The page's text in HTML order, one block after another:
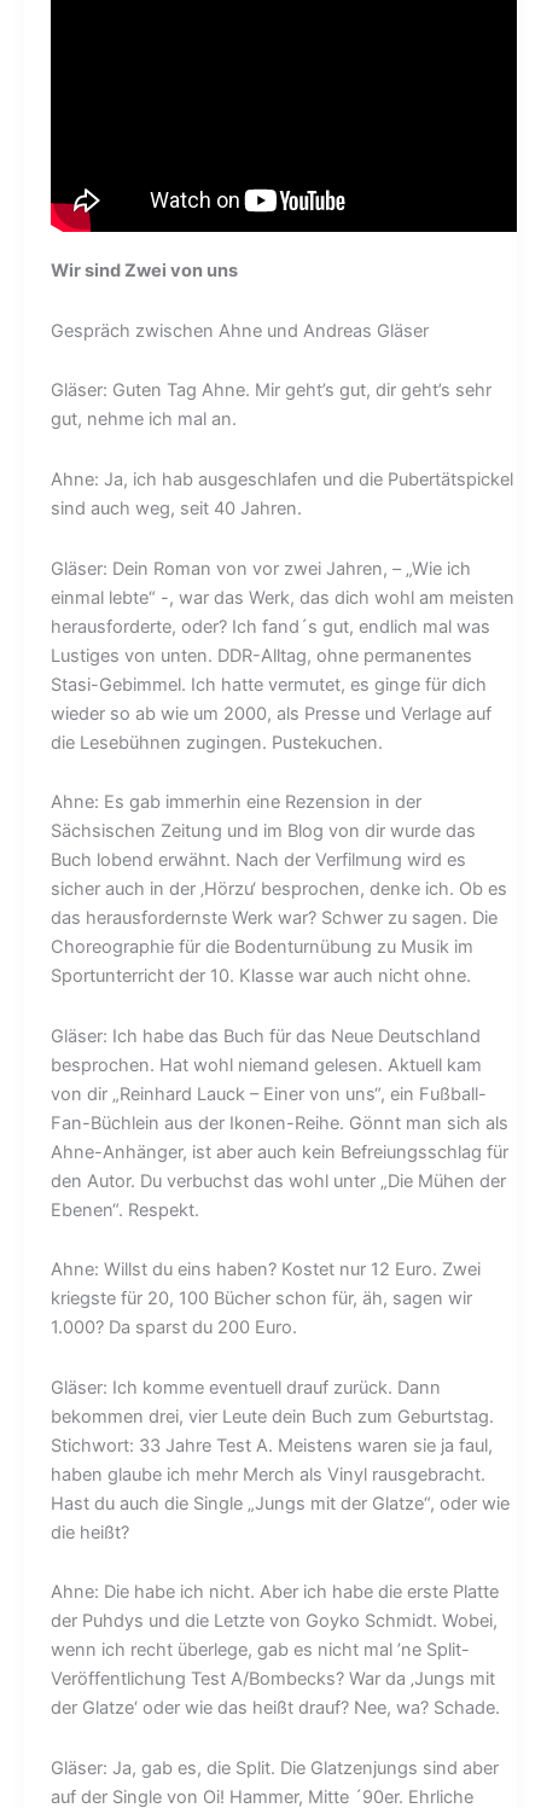
Wir sind Zwei von uns
Gespräch zwischen Ahne und Andreas Gläser
Gläser: Guten Tag Ahne. Mir geht’s gut, dir geht’s sehr
gut, nehme ich mal an.
Ahne: Ja, ich hab ausgeschlafen und die Pubertätspickel
sind auch weg, seit 40 Jahren.
Gläser: Dein Roman von vor zwei Jahren, – „Wie ich
einmal lebte“ -, war das Werk, das dich wohl am meisten
herausforderte, oder? Ich fand´s gut, endlich mal was
Lustiges von unten. DDR-Alltag, ohne permanentes
Stasi-Gebimmel. Ich hatte vermutet, es ginge für dich
wieder so ab wie um 2000, als Presse und Verlage auf
die Lesebühnen zugingen. Pustekuchen.
Ahne: Es gab immerhin eine Rezension in der
Sächsischen Zeitung und im Blog von dir wurde das
Buch lobend erwähnt. Nach der Verfilmung wird es
sicher auch in der ‚Hörzu‘ besprochen, denke ich. Ob es
das herausfordernste Werk war? Schwer zu sagen. Die
Choreographie für die Bodenturnübung zu Musik im
Sportunterricht der 10. Klasse war auch nicht ohne.
Gläser: Ich habe das Buch für das Neue Deutschland
besprochen. Hat wohl niemand gelesen. Aktuell kam
von dir „Reinhard Lauck – Einer von uns“, ein Fußball-
Fan-Büchlein aus der Ikonen-Reihe. Gönnt man sich als
Ahne-Anhänger, ist aber auch kein Befreiungsschlag für
den Autor. Du verbuchst das wohl unter „Die Mühen der
Ebenen“. Respekt.
Ahne: Willst du eins haben? Kostet nur 12 Euro. Zwei
kriegste für 20, 100 Bücher schon für, äh, sagen wir
1.000? Da sparst du 200 Euro.
Gläser: Ich komme eventuell drauf zurück. Dann
bekommen drei, vier Leute dein Buch zum Geburtstag.
Stichwort: 33 Jahre Test A. Meistens waren sie ja faul,
haben glaube ich mehr Merch als Vinyl rausgebracht.
Hast du auch die Single „Jungs mit der Glatze“, oder wie
die heißt?
Ahne: Die habe ich nicht. Aber ich habe die erste Platte
der Puhdys und die Letzte von Goyko Schmidt. Wobei,
wenn ich recht überlege, gab es nicht mal ’ne Split-
Veröffentlichung Test A/Bombecks? War da ‚Jungs mit
der Glatze‘ oder wie das heißt drauf? Nee, wa? Schade.
Gläser: Ja, gab es, die Split. Die Glatzenjungs sind aber
auf der Single von Oi! Hammer, Mitte ´90er. Ehrliche